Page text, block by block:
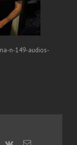
n-149-audios-